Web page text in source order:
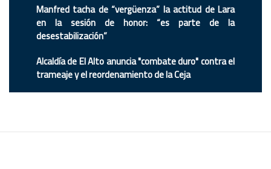
Manfred tacha de “vergüenza” la actitud de Lara
en la sesión de honor: “es parte de la
desestabilización”
Alcaldía de El Alto anuncia "combate duro" contra el
trameaje y el reordenamiento de la Ceja